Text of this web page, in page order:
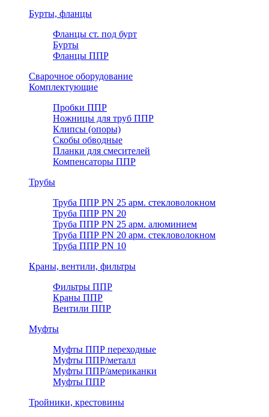
Бурты, фланцы
Фланцы ст. под бурт
Бурты
Фланцы ППР
Сварочное оборудование
Комплектующие
Пробки ППР
Ножницы для труб ППР
Клипсы (опоры)
Скобы обводные
Планки для смесителей
Компенсаторы ППР
Трубы
Труба ППР PN 25 арм. стекловолокном
Труба ППР PN 20
Труба ППР PN 25 арм. алюминием
Труба ППР PN 20 арм. стекловолокном
Труба ППР PN 10
Краны, вентили, фильтры
Фильтры ППР
Краны ППР
Вентили ППР
Муфты
Муфты ППР переходные
Муфты ППР/металл
Муфты ППР/американки
Муфты ППР
Тройники, крестовины